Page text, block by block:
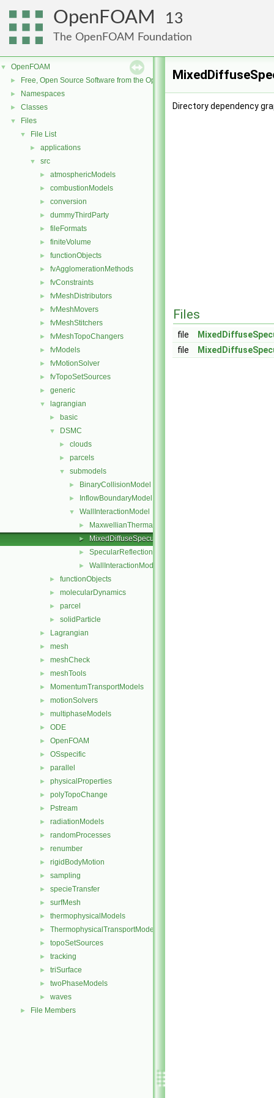
OpenFOAM 13
The OpenFOAM Foundation
▼ OpenFOAM
► Free, Open Source Software from the OpenFOAM Foundation
► Namespaces
► Classes
▼ Files
▼ File List
► applications
▼ src
► atmosphericModels
► combustionModels
► conversion
► dummyThirdParty
► fileFormats
► finiteVolume
► functionObjects
► fvAgglomerationMethods
► fvConstraints
► fvMeshDistributors
► fvMeshMovers
► fvMeshStitchers
► fvMeshTopoChangers
► fvModels
► fvMotionSolver
► fvTopoSetSources
► generic
▼ lagrangian
► basic
▼ DSMC
► clouds
► parcels
▼ submodels
► BinaryCollisionModel
► InflowBoundaryModel
▼ WallInteractionModel
► MaxwellianThermal
► MixedDiffuseSpecular
► SpecularReflection
► WallInteractionModel
► functionObjects
► molecularDynamics
► parcel
► solidParticle
► Lagrangian
► mesh
► meshCheck
► meshTools
► MomentumTransportModels
► motionSolvers
► multiphaseModels
► ODE
► OpenFOAM
► OSspecific
► parallel
► physicalProperties
► polyTopoChange
► Pstream
► radiationModels
► randomProcesses
► renumber
► rigidBodyMotion
► sampling
► specieTransfer
► surfMesh
► thermophysicalModels
► ThermophysicalTransportModels
► topoSetSources
► tracking
► triSurface
► twoPhaseModels
► waves
► File Members
Directory dependency
Files
file
file